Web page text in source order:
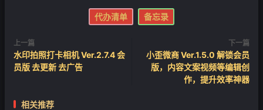
代办清单 备忘录
上一篇
水印拍照打卡相机 Ver.2.7.4 会
员版 去更新 去广告
下一篇
小歪微商 Ver.1.5.0 解锁会员
版，内容文案视频等编辑创
作，提升效率神器
相关推荐